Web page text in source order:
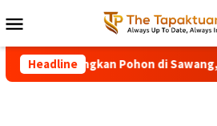
ke
kontenMobile
Headline
Tumbangkan Pohon di